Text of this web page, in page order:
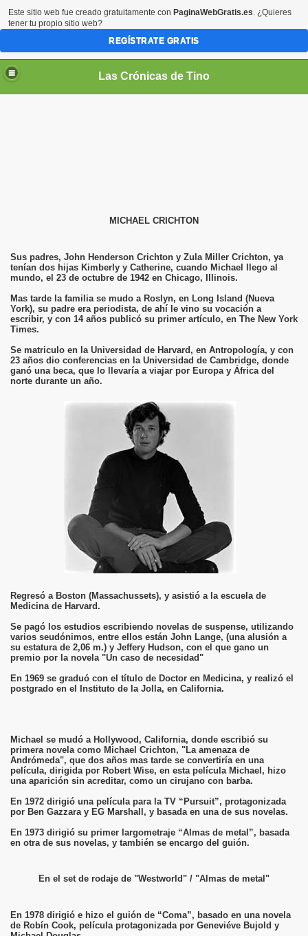
Las Crónicas de Tino
MICHAEL CRICHTON
Sus padres, John Henderson Crichton y Zula Miller Crichton, ya
tenían dos hijas Kimberly y Catherine, cuando Michael llego al
mundo, el 23 de octubre de 1942 en Chicago, Illinois.
Mas tarde la familia se mudo a Roslyn, en Long Island (Nueva
York), su padre era periodista, de ahí le vino su vocación a
escribir, y con 14 años publicó su primer artículo, en The New York
Times.
Se matriculo en la Universidad de Harvard, en Antropología, y con
23 años dio conferencias en la Universidad de Cambridge, donde
ganó una beca, que lo llevaría a viajar por Europa y África del
norte durante un año.
Regresó a Boston (Massachussets), y asistió a la escuela de
Medicina de Harvard.
Se pagó los estudios escribiendo novelas de suspense, utilizando
varios seudónimos, entre ellos están John Lange, (una alusión a
su estatura de 2,06 m.) y Jeffery Hudson, con el que gano un
premio por la novela "Un caso de necesidad"
En 1969 se graduó con el título de Doctor en Medicina, y realizó el
postgrado en el Instituto de la Jolla, en California.
Michael se mudó a Hollywood, California, donde escribió su
primera novela como Michael Crichton, "La amenaza de
Andrómeda", que dos años mas tarde se convertiría en una
película, dirigida por Robert Wise, en esta película Michael, hizo
una aparición sin acreditar, como un cirujano con barba.
En 1972 dirigió una película para la TV “Pursuit”, protagonizada
por Ben Gazzara y EG Marshall, y basada en una de sus novelas.
En 1973 dirigió su primer largometraje “Almas de metal”, basada
en otra de sus novelas, y también se encargo del guión.
En el set de rodaje de "Westworld" / "Almas de metal"
En 1978 dirigió e hizo el guión de “Coma”, basado en una novela
de Robín Cook, película protagonizada por Geneviéve Bujold y
Este sitio web fue creado gratuitamente con PaginaWebGratis.es. ¿Quieres
tener tu propio sitio web?
REGÍSTRATE GRATIS